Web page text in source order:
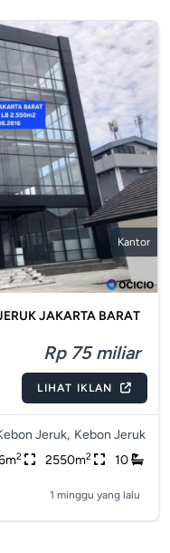
Kantor
JAKARTA BARAT
Rp 75 miliar
LIHAT IKLAN
Jeruk, Kebon Jeruk
2 2550m2 10
1 minggu yang lalu